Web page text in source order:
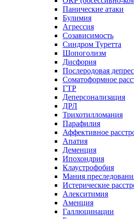
Панические атаки
Булимия
Агрессия
Созависимость
Синдром Туретта
Шопоголизм
Дисфория
Послеродовая
Соматоформное
ГТР
Деперсонализация
ДРЛ
Трихотилломания
Парафилия
Аффективное
Апатия
Деменция
Ипохондрия
Клаустрофобия
Мания
Истерические
Алекситимия
Аменция
Галлюцинации